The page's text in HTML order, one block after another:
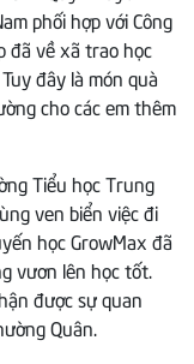
phối hợp với Công
đã về xã trao học
đây là món quà
cho các em thêm
Tiểu học Trung
ven biển việc đi
học GrowMax đã
vươn lên học tốt.
được sự quan
Quân.